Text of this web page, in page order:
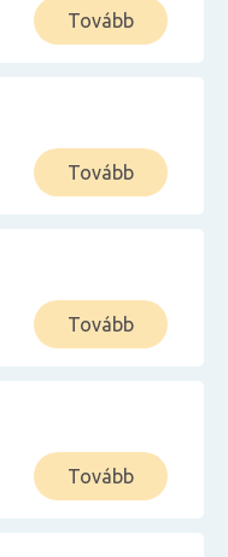
Tovább
Tovább
Tovább
Tovább